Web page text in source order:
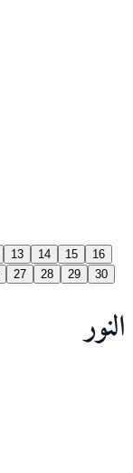
13 14 15
16
27 28 29 30
النور